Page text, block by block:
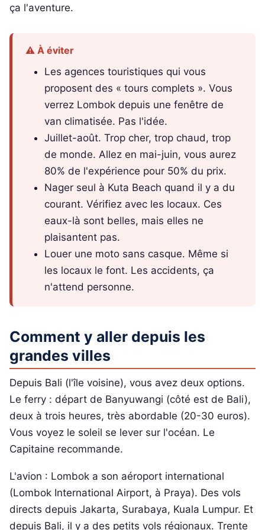
ça l'aventure.
⚠️ À éviter
Les agences touristiques qui vous
proposent des « tours complets ». Vous
verrez Lombok depuis une fenêtre de
van climatisée. Pas l'idée.
Juillet-août. Trop cher, trop chaud, trop
de monde. Allez en mai-juin, vous aurez
80% de l'expérience pour 50% du prix.
Nager seul à Kuta Beach quand il y a du
courant. Vérifiez avec les locaux. Ces
eaux-là sont belles, mais elles ne
plaisantent pas.
Louer une moto sans casque. Même si
les locaux le font. Les accidents, ça
n'attend personne.
Comment y aller depuis les
grandes villes
Depuis Bali (l'île voisine), vous avez deux options.
Le ferry : départ de Banyuwangi (côté est de Bali),
deux à trois heures, très abordable (20-30 euros).
Vous voyez le soleil se lever sur l'océan. Le
Capitaine recommande.
L'avion : Lombok a son aéroport international
(Lombok International Airport, à Praya). Des vols
directs depuis Jakarta, Surabaya, Kuala Lumpur. Et
depuis Bali, il y a des petits vols régionaux. Trente